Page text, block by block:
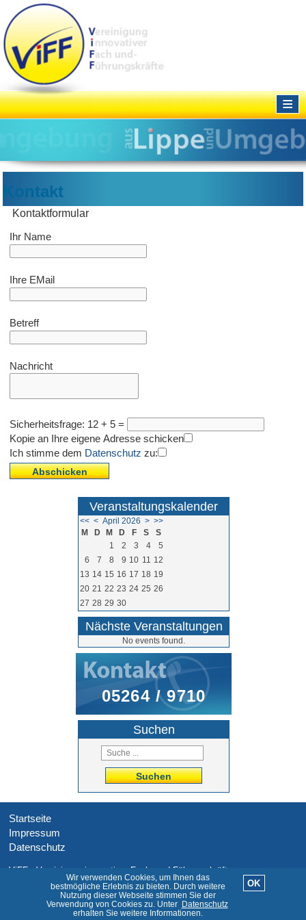
≡
Kontakt
Kontaktformular
Ihr Name
Ihre EMail
Betreff
Nachricht
Sicherheitsfrage: 12 + 5 =
Kopie an Ihre eigene Adresse schicken
Ich stimme dem Datenschutz zu:
Veranstaltungskalender
<< < April 2026 > >>
M
D M D F S
S
1
2 3 4
5
6
7 8 9 10 11 12
13 14 15 16 17 18 19
20 21 22 23 24 25 26
27 28 29 30
Nächste Veranstaltungen
No events found.
05264 / 9710
Suchen
Suchen
Startseite
Impressum
Datenschutz
ViFF - Vereinigung innovativer Fach- und Führungskräfte
© 2026 ViFF.de
Wir verwenden Cookies, um Ihnen das
bestmögliche Erlebnis zu bieten. Durch weitere
Nutzung dieser Webseite stimmen Sie der
Verwendung von Cookies zu. Unter Datenschutz
erhalten Sie weitere Informationen.
OK